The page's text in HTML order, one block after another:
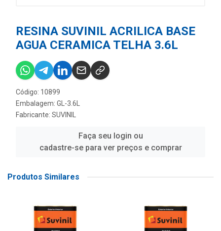
RESINA SUVINIL ACRILICA BASE
AGUA CERAMICA TELHA 3.6L
Código: 10899
Embalagem: GL-3.6L
Fabricante: SUVINIL
Faça seu login ou
cadastre-se para ver preços e comprar
Produtos Similares